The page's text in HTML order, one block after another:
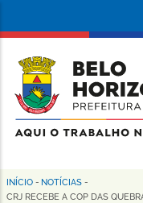
conteúdo
principal
da
Prefeitura
de
Horizonte
Trilha
INÍCIO - NOTÍCIAS -
CRJ RECEBE A COP DAS